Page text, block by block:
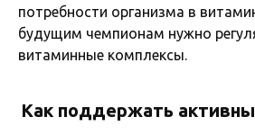
потребности организма в
будущим чемпионам нужно
витаминные комплексы.
Как поддержать